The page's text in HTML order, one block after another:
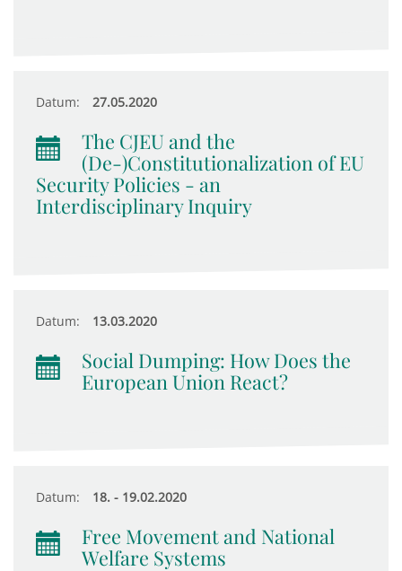
Datum: 27.05.2020
The CJEU and the
(De-)Constitutionalization of EU
Security Policies - an
Interdisciplinary Inquiry
Datum: 13.03.2020
Social Dumping: How Does the
European Union React?
Datum: 18. - 19.02.2020
Free Movement and National
Welfare Systems